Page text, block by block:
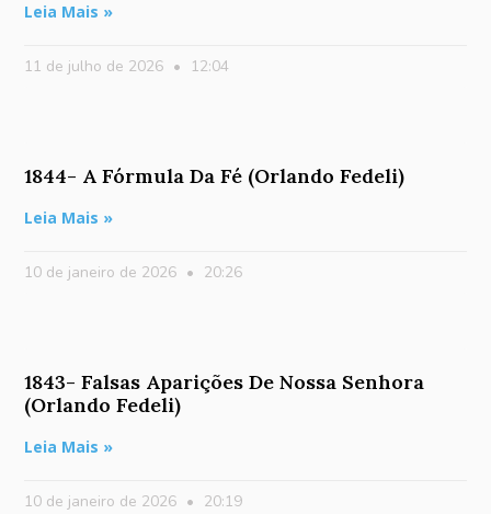
Leia Mais »
11 de julho de 2026 12:04
1844- A Fórmula Da Fé (Orlando Fedeli)
Leia Mais »
10 de janeiro de 2026 20:26
1843- Falsas Aparições De Nossa Senhora
(Orlando Fedeli)
Leia Mais »
10 de janeiro de 2026 20:19